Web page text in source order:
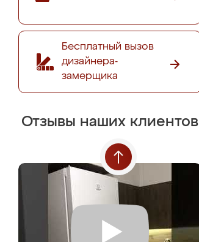
Бесплатный вызов
дизайнера-
замерщика
Отзывы наших клиентов